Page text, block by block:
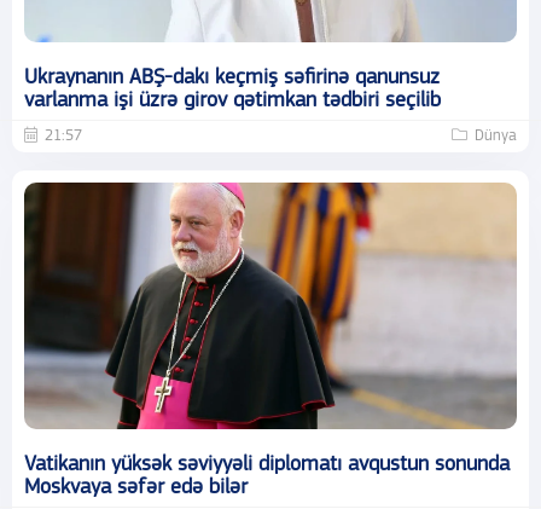
Ukraynanın ABŞ-dakı keçmiş səfirinə qanunsuz
varlanma işi üzrə girov qətimkan tədbiri seçilib
21:57 Dünya
Vatikanın yüksək səviyyəli diplomatı avqustun sonunda
Moskvaya səfər edə bilər